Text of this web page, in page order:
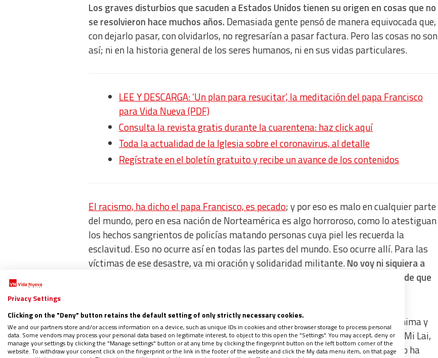
Los graves disturbios que sacuden a Estados Unidos tienen su origen en cosas que no
se resolvieron hace muchos años. Demasiada gente pensó de manera equivocada que,
con dejarlo pasar, con olvidarlos, no regresarían a pasar factura. Pero las cosas no son
así; ni en la historia general de los seres humanos, ni en sus vidas particulares.
LEE Y DESCARGA: ‘Un plan para resucitar’, la meditación del papa Francisco
para Vida Nueva (PDF)
Consulta la revista gratis durante la cuarentena: haz click aquí
Toda la actualidad de la Iglesia sobre el coronavirus, al detalle
Regístrate en el boletín gratuito y recibe un avance de los contenidos
El racismo, ha dicho el papa Francisco, es pecado; y por eso es malo en cualquier parte
del mundo, pero en esa nación de Norteamérica es algo horroroso, como lo atestiguan
los hechos sangrientos de policías matando personas cuya piel les recuerda la
esclavitud. Eso no ocurre así en todas las partes del mundo. Eso ocurre allí. Para las
víctimas de ese desastre, va mi oración y solidaridad militante.No voy ni siquiera a
tratar de decir cosas como que en Puerto Rico también eso ocurre, o el colmo de que
Nada de eso; en todas partes no cayó la bomba atómica, eso ocurrió en Hiroshima y
Nagasaki y las tiró Estados Unidos. En todas partes no ocurrió la masacre de Mi Lai,
eso ocurrió en Vietnam y la cometieron soldados de ese mismo país. México no ha
Privacy Settings
Clicking on the "Deny" button retains the default setting of only strictly necessary cookies.
We and our partners store and/or access information on a device, such as unique IDs in cookies and other browser storage to process personal
data. Some vendors may process your personal data based on legitimate interest, to object to this open the "Settings". You may accept, deny or
manage your settings by clicking the "Manage settings" button or at any time by clicking the fingerprint button on the left bottom corner of the
website. To withdraw your consent click on the fingerprint or the link in the footer of the website and click the My data menu item, on that page